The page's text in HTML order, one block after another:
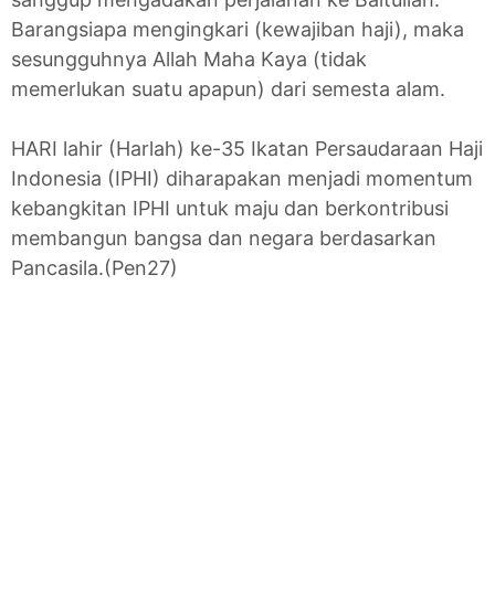
Barangsiapa mengingkari (kewajiban haji), maka
sesungguhnya Allah Maha Kaya (tidak
memerlukan suatu apapun) dari semesta alam.
HARI lahir (Harlah) ke-35 Ikatan Persaudaraan Haji
Indonesia (IPHI) diharapakan menjadi momentum
kebangkitan IPHI untuk maju dan berkontribusi
membangun bangsa dan negara berdasarkan
Pancasila.(Pen27)